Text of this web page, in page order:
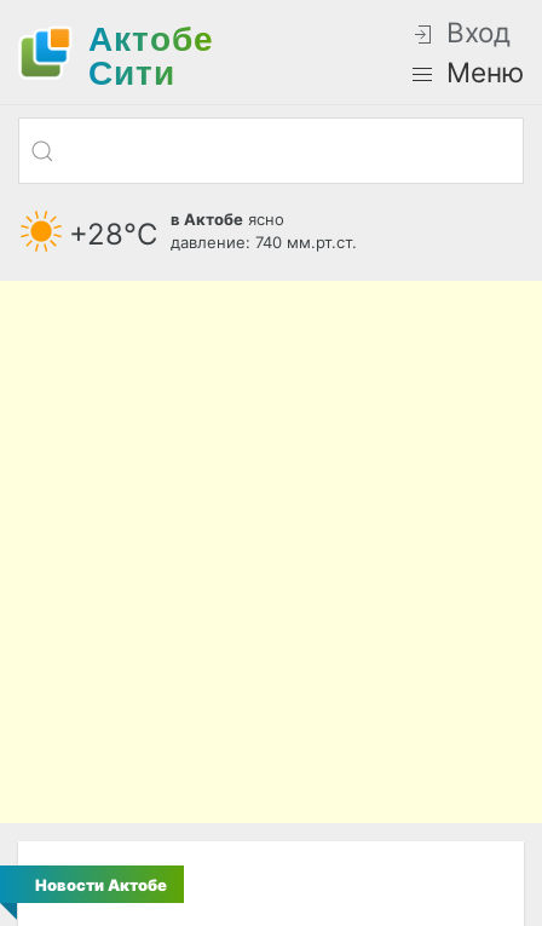
Актобе
Cити
Вход
Меню
+28°С в Актобе ясно
давление: 740 мм.рт.ст.
Новости Актобе